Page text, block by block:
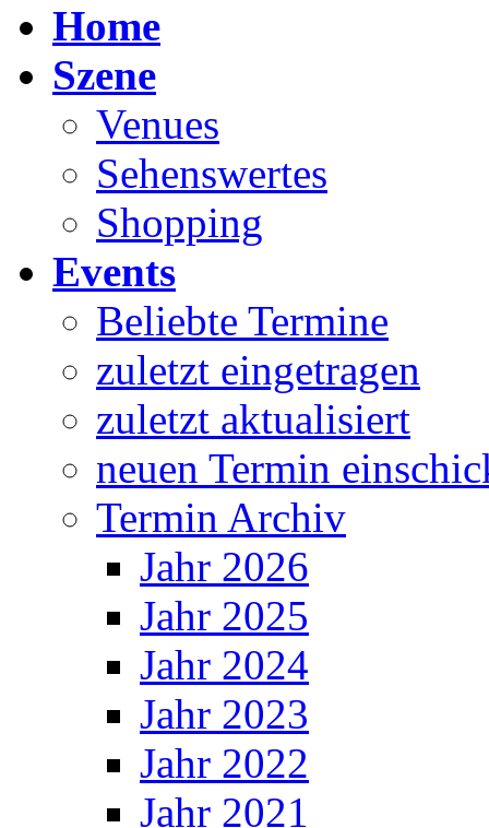
Home
Szene
Venues
Sehenswertes
Shopping
Events
Beliebte Termine
zuletzt eingetragen
zuletzt aktualisiert
neuen Termin
Termin Archiv
Jahr 2026
Jahr 2025
Jahr 2024
Jahr 2023
Jahr 2022
Jahr 2021